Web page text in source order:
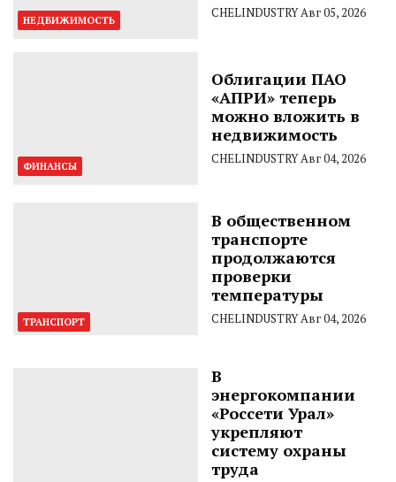
НЕДВИЖИМОСТЬ CHELINDUSTRYАвг 05, 2026
ФИНАНСЫ
Облигации ПАО
«АПРИ» теперь
можно вложить в
недвижимость
CHELINDUSTRYАвг 04, 2026
ТРАНСПОРТ
В общественном
транспорте
продолжаются
проверки
температуры
CHELINDUSTRYАвг 04, 2026
В
энергокомпании
«Россети Урал»
укрепляют
систему охраны
труда